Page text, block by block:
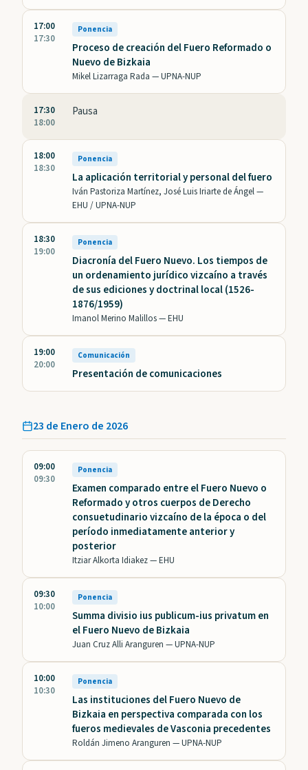
17:00
17:30
Ponencia
Proceso de creación del Fuero Reformado o
Nuevo de Bizkaia
Mikel Lizarraga Rada —UPNA-NUP
17:30
18:00
Pausa
18:00
18:30
Ponencia
La aplicación territorial y personal del fuero
Iván Pastoriza Martínez, José Luis Iriarte de Ángel —
EHU / UPNA-NUP
18:30
19:00
Ponencia
Diacronía del Fuero Nuevo. Los tiempos de
un ordenamiento jurídico vizcaíno a través
de sus ediciones y doctrinal local (1526-
1876/1959)
Imanol Merino Malillos —EHU
19:00
20:00
Comunicación
Presentación de comunicaciones
23 de Enero de 2026
09:00
09:30
Ponencia
Examen comparado entre el Fuero Nuevo o
Reformado y otros cuerpos de Derecho
consuetudinario vizcaíno de la época o del
período inmediatamente anterior y
posterior
Itziar Alkorta Idiakez —EHU
09:30
10:00
Ponencia
Summa divisio ius publicum-ius privatum en
el Fuero Nuevo de Bizkaia
Juan Cruz Alli Aranguren —UPNA-NUP
10:00
10:30
Ponencia
Las instituciones del Fuero Nuevo de
Bizkaia en perspectiva comparada con los
fueros medievales de Vasconia precedentes
Roldán Jimeno Aranguren —UPNA-NUP